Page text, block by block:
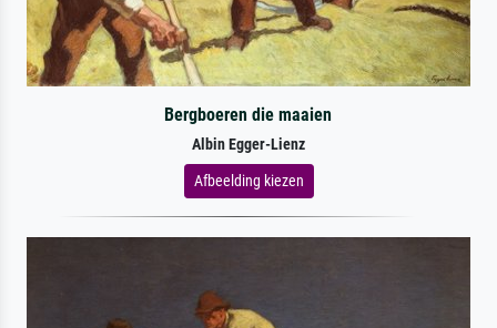
Bergboeren die maaien
Albin Egger-Lienz
Afbeelding kiezen